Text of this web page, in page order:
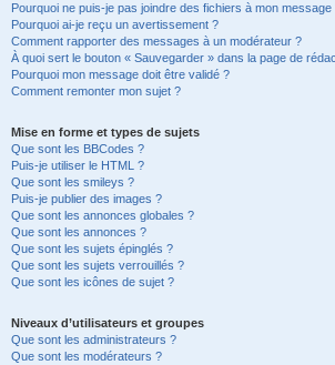
Pourquoi ne puis-je pas joindre des fichiers à mon message
Pourquoi ai-je reçu un avertissement ?
Comment rapporter des messages à un modérateur ?
À quoi sert le bouton « Sauvegarder » dans la page de
Pourquoi mon message doit être validé ?
Comment remonter mon sujet ?
Mise en forme et types de sujets
Que sont les BBCodes ?
Puis-je utiliser le HTML ?
Que sont les smileys ?
Puis-je publier des images ?
Que sont les annonces globales ?
Que sont les annonces ?
Que sont les sujets épinglés ?
Que sont les sujets verrouillés ?
Que sont les icônes de sujet ?
Niveaux d’utilisateurs et groupes
Que sont les administrateurs ?
Que sont les modérateurs ?